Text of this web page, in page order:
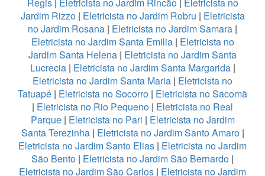
Jardim Rizzo| Eletricista no Jardim Robru | Eletricista
no Jardim Rosana | Eletricista no Jardim Samara |
Eletricista no Jardim Santa Emilia| Eletricista no
Jardim Santa Helena | Eletricista no Jardim Santa
Lucrecia| Eletricista no Jardim Santa Margarida|
Eletricista no Jardim Santa Maria | Eletricista no
Tatuapé | Eletricista no Socorro | Eletricista no Sacomã
| Eletricista no Rio Pequeno | Eletricista no Real
Parque| Eletricista no Pari | Eletricista no Jardim
Santa Terezinha| Eletricista no Jardim Santo Amaro|
Eletricista no Jardim Santo Elias | Eletricista no Jardim
São Bento | Eletricista no Jardim São Bernardo |
Eletricista no Jardim São Carlos | Eletricista no Jardim